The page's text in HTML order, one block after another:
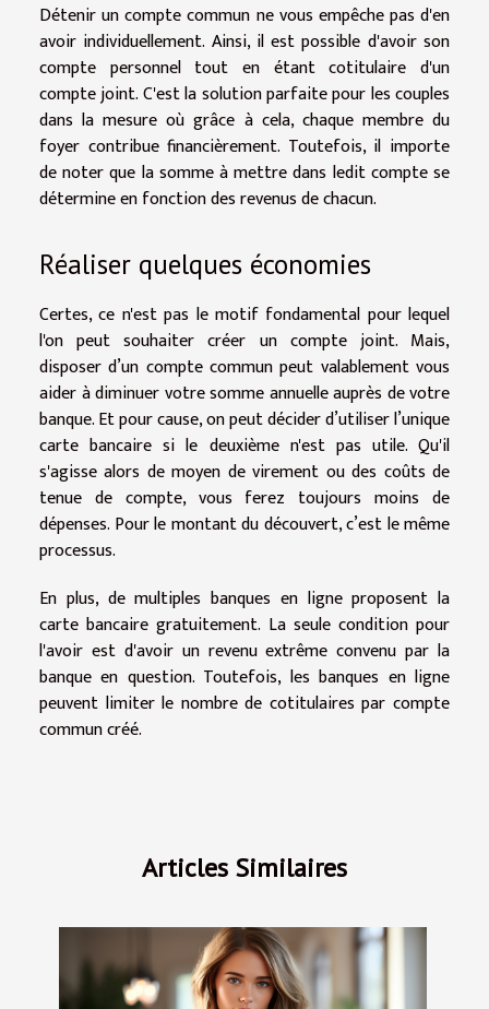
Détenir un compte commun ne vous empêche pas d'en
avoir individuellement. Ainsi, il est possible d'avoir son
compte personnel tout en étant cotitulaire d'un
compte joint. C'est la solution parfaite pour les couples
dans la mesure où grâce à cela, chaque membre du
foyer contribue financièrement. Toutefois, il importe
de noter que la somme à mettre dans ledit compte se
détermine en fonction des revenus de chacun.
Réaliser quelques économies
Certes, ce n'est pas le motif fondamental pour lequel
l'on peut souhaiter créer un compte joint. Mais,
disposer d’un compte commun peut valablement vous
aider à diminuer votre somme annuelle auprès de votre
banque. Et pour cause, on peut décider d’utiliser l’unique
carte bancaire si le deuxième n'est pas utile. Qu'il
s'agisse alors de moyen de virement ou des coûts de
tenue de compte, vous ferez toujours moins de
dépenses. Pour le montant du découvert, c’est le même
processus.
En plus, de multiples banques en ligne proposent la
carte bancaire gratuitement. La seule condition pour
l'avoir est d'avoir un revenu extrême convenu par la
banque en question. Toutefois, les banques en ligne
peuvent limiter le nombre de cotitulaires par compte
commun créé.
Articles Similaires